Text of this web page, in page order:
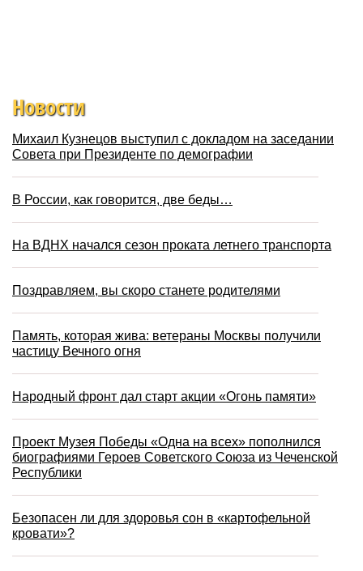
Новости
Михаил Кузнецов выступил с докладом на заседании
Совета при Президенте по демографии
В России, как говорится, две беды…
На ВДНХ начался сезон проката летнего транспорта
Поздравляем, вы скоро станете родителями
Память, которая жива: ветераны Москвы получили
частицу Вечного огня
Народный фронт дал старт акции «Огонь памяти»
Проект Музея Победы «Одна на всех» пополнился
биографиями Героев Советского Союза из Чеченской
Республики
Безопасен ли для здоровья сон в «картофельной
кровати»?